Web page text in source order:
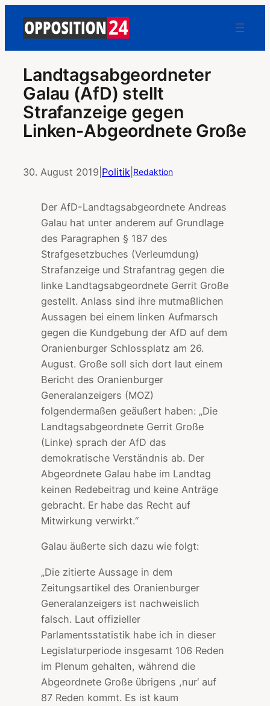
Landtagsabgeordneter
Galau (AfD) stellt
Strafanzeige gegen
Linken-Abgeordnete Große
30. August 2019 Politik Redaktion
Der AfD-Landtagsabgeordnete Andreas
Galau hat unter anderem auf Grundlage
des Paragraphen § 187 des
Strafgesetzbuches (Verleumdung)
Strafanzeige und Strafantrag gegen die
linke Landtagsabgeordnete Gerrit Große
gestellt. Anlass sind ihre mutmaßlichen
Aussagen bei einem linken Aufmarsch
gegen die Kundgebung der AfD auf dem
Oranienburger Schlossplatz am 26.
August. Große soll sich dort laut einem
Bericht des Oranienburger
Generalanzeigers (MOZ)
folgendermaßen geäußert haben: „Die
Landtagsabgeordnete Gerrit Große
(Linke) sprach der AfD das
demokratische Verständnis ab. Der
Abgeordnete Galau habe im Landtag
keinen Redebeitrag und keine Anträge
gebracht. Er habe das Recht auf
Mitwirkung verwirkt.“
Galau äußerte sich dazu wie folgt:
„Die zitierte Aussage in dem
Zeitungsartikel des Oranienburger
Generalanzeigers ist nachweislich
falsch. Laut offizieller
Parlamentsstatistik habe ich in dieser
Legislaturperiode insgesamt 106 Reden
im Plenum gehalten, während die
Abgeordnete Große übrigens ,nur‘ auf
87 Reden kommt. Es ist kaum